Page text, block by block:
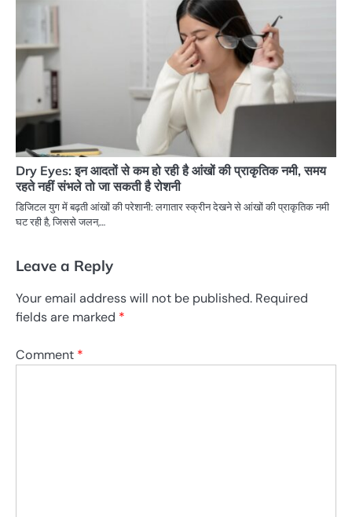
Dry Eyes: इन आदतों से कम हो रही है आंखों की प्राकृतिक नमी, समय
रहते नहीं संभले तो जा सकती है रोशनी
डिजिटल युग में बढ़ती आंखों की परेशानी: लगातार स्क्रीन देखने से आंखों की प्राकृतिक नमी
घट रही है, जिससे जलन,…
Leave a Reply
Your email address will not be published. Required
fields are marked *
Comment *